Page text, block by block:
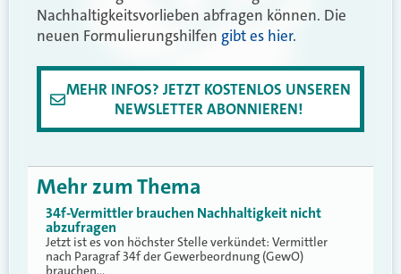
Nachhaltigkeitsvorlieben abfragen können. Die
neuen Formulierungshilfen gibt es hier.
MEHR INFOS? JETZT KOSTENLOS UNSEREN
NEWSLETTER ABONNIEREN!
Mehr zum Thema
34f-Vermittler brauchen Nachhaltigkeit nicht
abzufragen
Jetzt ist es von höchster Stelle verkündet: Vermittler
nach Paragraf 34f der Gewerbeordnung (GewO)
brauchen…